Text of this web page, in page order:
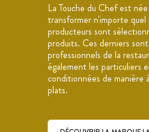
La Touche du Chef est
transformer n'importe quel
producteurs sont
produits. Ces derniers
professionnels de la
également les particuliers
conditionnées de manière
plats.